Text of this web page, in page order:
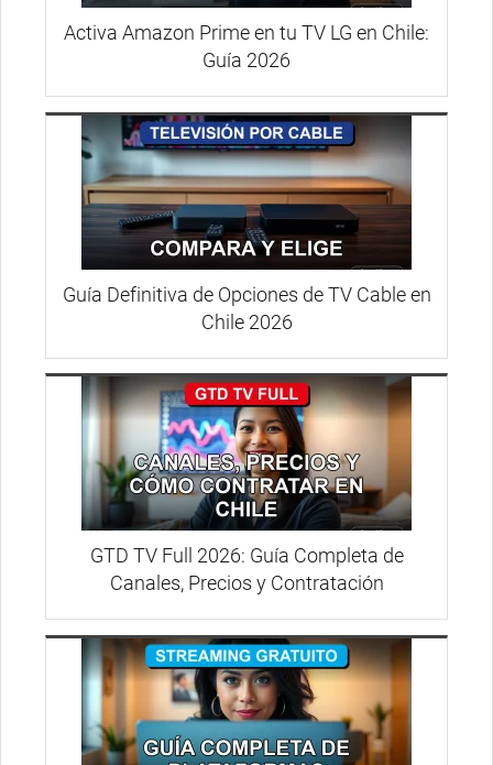
Activa Amazon Prime en tu TV LG en Chile:
Guía 2026
Guía Definitiva de Opciones de TV Cable en
Chile 2026
GTD TV Full 2026: Guía Completa de
Canales, Precios y Contratación